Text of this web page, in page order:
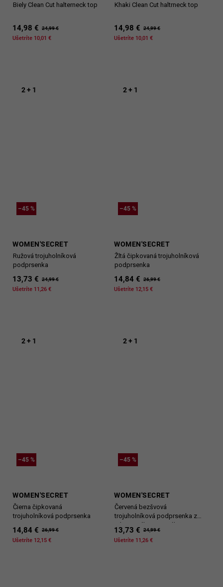
Biely Clean Cut halterneck top
14,98 € 24,99 €
Ušetríte 10,01 €
Khaki Clean Cut haltrneck top
14,98 € 24,99 €
Ušetríte 10,01 €
2 + 1
–45 %
WOMEN'SECRET
Ružová trojuholníková
podprsenka
13,73 € 24,99 €
Ušetríte 11,26 €
2 + 1
–45 %
WOMEN'SECRET
Žltá čipkovaná trojuholníková
podprsenka
14,84 € 26,99 €
Ušetríte 12,15 €
2 + 1
–45 %
WOMEN'SECRET
Čierna čipkovaná
trojuholníková podprsenka
14,84 € 26,99 €
Ušetríte 12,15 €
2 + 1
–45 %
WOMEN'SECRET
Červená bezšvová
trojuholníková podprsenka z
rebrovaného materiálu
13,73 € 24,99 €
Ušetríte 11,26 €